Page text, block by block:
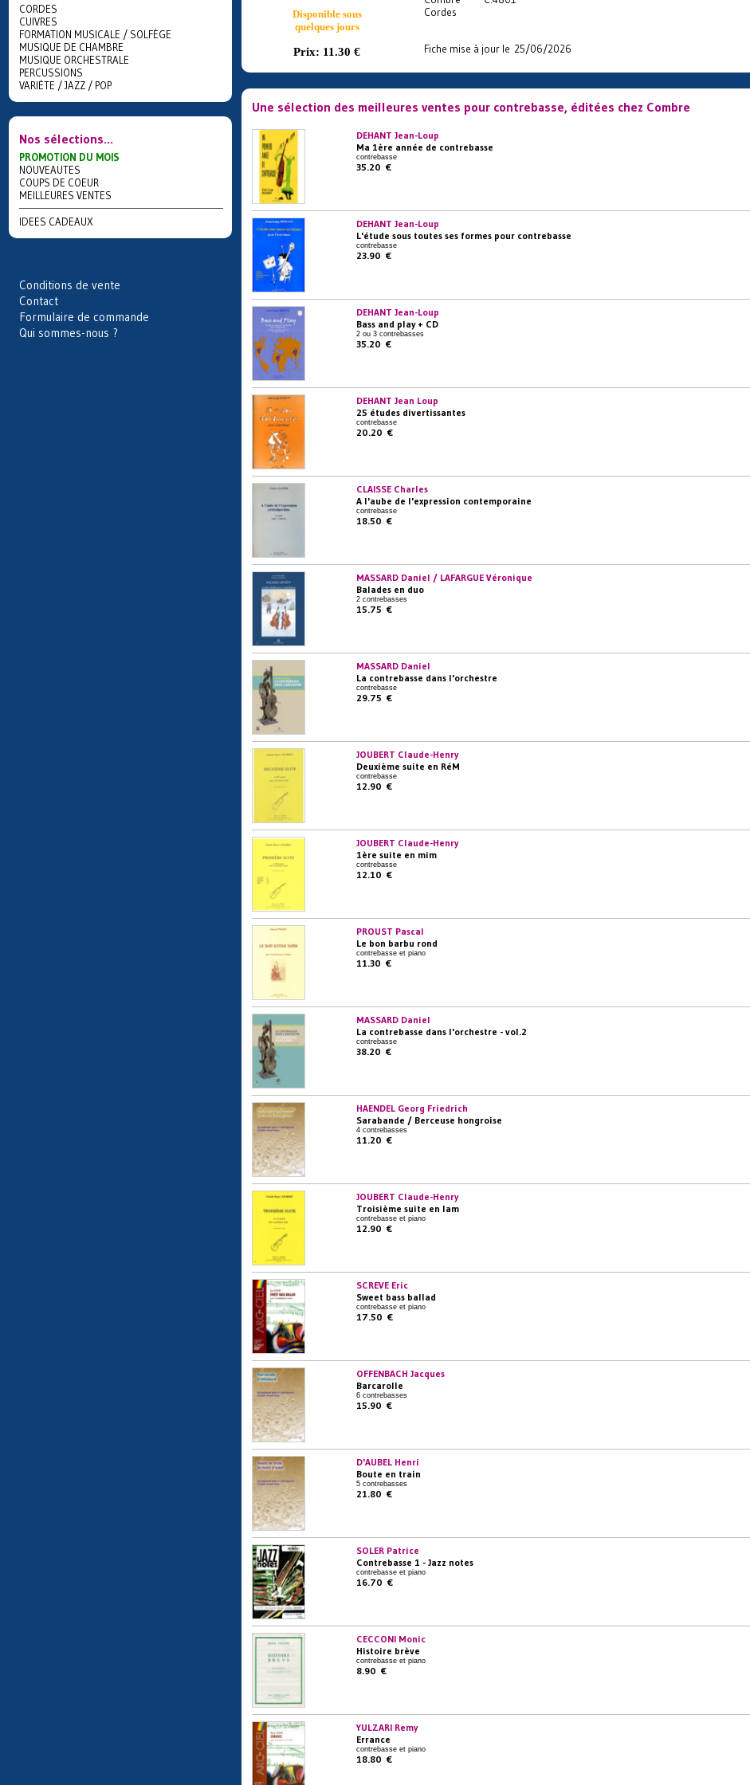
CORDES
CUIVRES
FORMATION MUSICALE / SOLFÈGE
MUSIQUE DE CHAMBRE
MUSIQUE ORCHESTRALE
PERCUSSIONS
VARIÉTE / JAZZ / POP
Nos sélections...
PROMOTION DU MOIS
NOUVEAUTES
COUPS DE COEUR
MEILLEURES VENTES
IDEES CADEAUX
Conditions de vente
Contact
Formulaire de commande
Qui sommes-nous ?
Disponible sous
quelques jours
Prix: 11.30 €
Cordes
Fiche mise à jour le 25/06/2026
Une sélection des meilleures ventes pour contrebasse, éditées chez Combre
DEHANT Jean-Loup
Ma 1ère année de contrebasse
contrebasse
35.20 €
DEHANT Jean-Loup
L'étude sous toutes ses formes pour contrebasse
contrebasse
23.90 €
DEHANT Jean-Loup
Bass and play + CD
2 ou 3 contrebasses
35.20 €
DEHANT Jean Loup
25 études divertissantes
contrebasse
20.20 €
CLAISSE Charles
A l'aube de l'expression contemporaine
contrebasse
18.50 €
MASSARD Daniel / LAFARGUE Véronique
Balades en duo
2 contrebasses
15.75 €
MASSARD Daniel
La contrebasse dans l'orchestre
contrebasse
29.75 €
JOUBERT Claude-Henry
Deuxième suite en RéM
contrebasse
12.90 €
JOUBERT Claude-Henry
1ère suite en mim
contrebasse
12.10 €
PROUST Pascal
Le bon barbu rond
contrebasse et piano
11.30 €
MASSARD Daniel
La contrebasse dans l'orchestre - vol.2
contrebasse
38.20 €
HAENDEL Georg Friedrich
Sarabande / Berceuse hongroise
4 contrebasses
11.20 €
JOUBERT Claude-Henry
Troisième suite en lam
contrebasse et piano
12.90 €
SCREVE Eric
Sweet bass ballad
contrebasse et piano
17.50 €
OFFENBACH Jacques
Barcarolle
6 contrebasses
15.90 €
D'AUBEL Henri
Boute en train
5 contrebasses
21.80 €
SOLER Patrice
Contrebasse 1 - Jazz notes
contrebasse et piano
16.70 €
CECCONI Monic
Histoire brève
contrebasse et piano
8.90 €
YULZARI Remy
Errance
contrebasse et piano
18.80 €